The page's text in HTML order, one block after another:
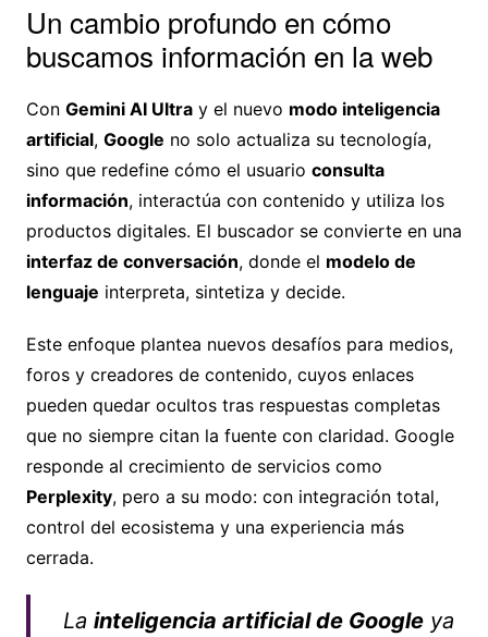
Un cambio profundo en cómo
buscamos información en la web
Con Gemini AI Ultray el nuevo modo inteligencia
artificial, Google no solo actualiza su tecnología,
sino que redefine cómo el usuario consulta
información, interactúa con contenido y utiliza los
productos digitales. El buscador se convierte en una
interfaz de conversación, donde el modelo de
lenguaje interpreta, sintetiza y decide.
Este enfoque plantea nuevos desafíos para medios,
foros y creadores de contenido, cuyos enlaces
pueden quedar ocultos tras respuestas completas
que no siempre citan la fuente con claridad. Google
responde al crecimiento de servicios como
Perplexity, pero a su modo: con integración total,
control del ecosistema y una experiencia más
cerrada.
La inteligencia artificial de Googleya